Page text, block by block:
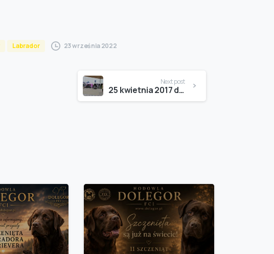
Labrador 23 września 2022
Next post
25 kwietnia 2017 dwa dni zmagań na międzynarodowej wystawie psów rasowych w Opolu oraz krajowej wystawie psów rasowych w Opolu